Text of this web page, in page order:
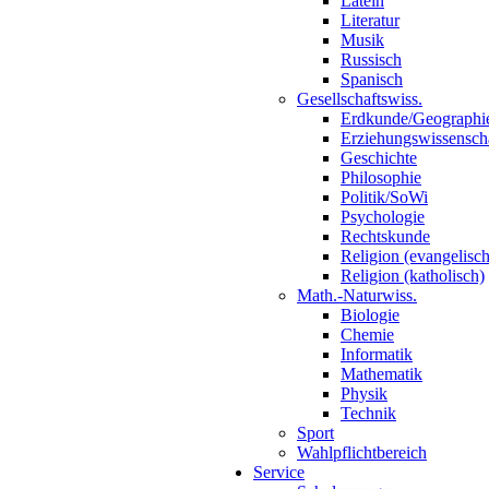
Literatur
Musik
Russisch
Spanisch
Gesellschaftswiss.
Erdkunde/
Geschichte
Philosophie
Politik/SoWi
Psychologie
Rechtskunde
Religion
Religion (katholisch)
Math.-Naturwiss.
Biologie
Chemie
Informatik
Mathematik
Physik
Technik
Sport
Wahlpflichtbereich
Service